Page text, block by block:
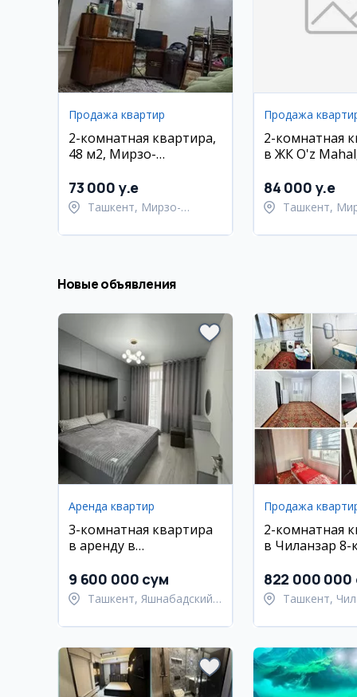
Продажа квартир
2-комнатная квартира,
48 м2, Мирзо-
73 000 y.e
Ташкент, Мирзо-
Продажа
2-комнатная
в ЖК O'z
84 000 y.e
Ташкент,
Новые объявления
Аренда квартир
3-комнатная квартира
в аренду в
Махтумкули
9 600 000 сум
Ташкент, Яшнабадский
Продажа
2-комнатная
в Чиланзар 8-
822 000 000
Ташкент,